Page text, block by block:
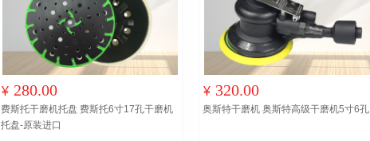
¥ 280.00
费斯托干磨机托盘 费斯托6寸17孔干磨机
托盘-原装进口
¥ 320.00
奥斯特干磨机 奥斯特高级干磨机5寸6孔